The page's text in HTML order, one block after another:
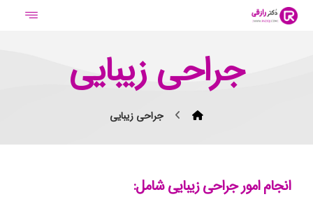
جراحی زیبایی
جراحی زیبایی
انجام امور جراحی زیبایی شامل: